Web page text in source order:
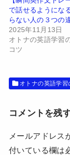
ド
ウ
で
開
き
ま
す
)
さ
い
(
新
し
い
ウ
で
開
き
で話せるようにな
らない人の３つの
2025年11月13日
オトナの英語学習
コツ
オトナの英語学習
コメントを残
メールアドレス
付いている欄は